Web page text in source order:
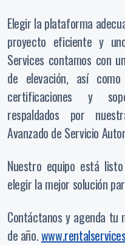
Elegir la plataforma
proyecto eficiente y
Services contamos con
de elevación, así
certificaciones y
respaldados por
Avanzado de Servicio
Nuestro equipo está
elegir la mejor solución
Contáctanos y agenda
de año.